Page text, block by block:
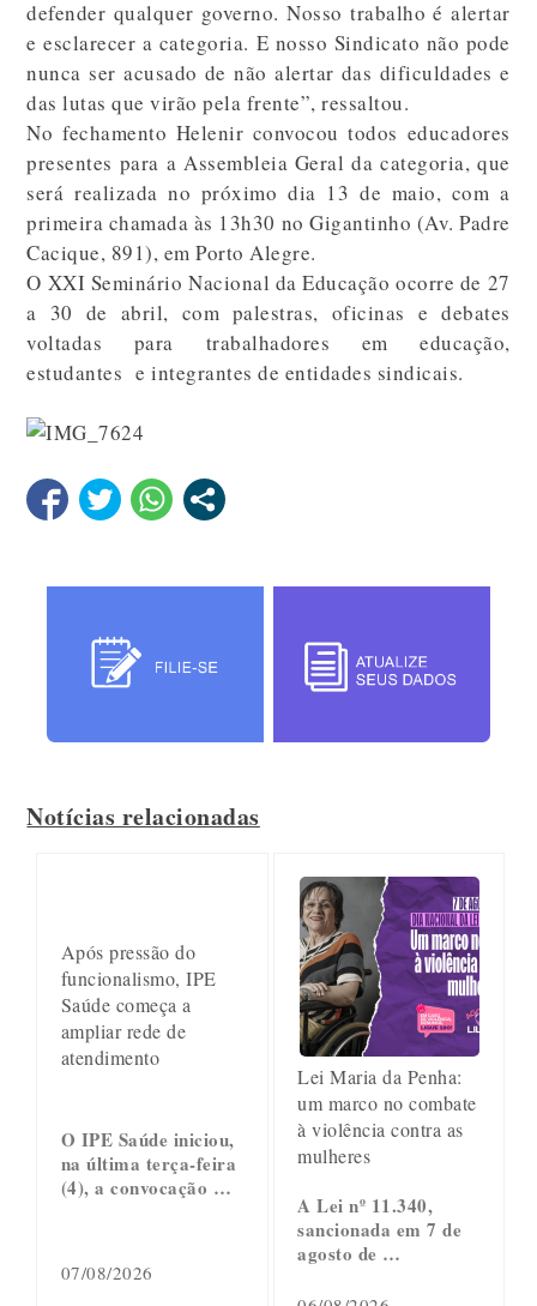
defender qualquer governo. Nosso trabalho é alertar
e esclarecer a categoria. E nosso Sindicato não pode
nunca ser acusado de não alertar das dificuldades e
das lutas que virão pela frente”, ressaltou.
No fechamento Helenir convocou todos educadores
presentes para a Assembleia Geral da categoria, que
será realizada no próximo dia 13 de maio, com a
primeira chamada às 13h30 no Gigantinho (Av. Padre
Cacique, 891), em Porto Alegre.
O XXI Seminário Nacional da Educação ocorre de 27
a 30 de abril, com palestras, oficinas e debates
voltadas para trabalhadores em educação,
estudantes e integrantes de entidades sindicais.
Notícias relacionadas
Após pressão do
funcionalismo, IPE
Saúde começa a
ampliar rede de
atendimento
O IPE Saúde iniciou,
na última terça-feira
(4), a convocação …
07/08/2026
Lei Maria da Penha:
um marco no combate
à violência contra as
mulheres
A Lei nº 11.340,
sancionada em 7 de
agosto de …